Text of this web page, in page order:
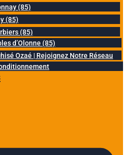
(85)
(85)
(85)
d’Olonne (85)
Ozaé | Rejoignez Notre Réseau